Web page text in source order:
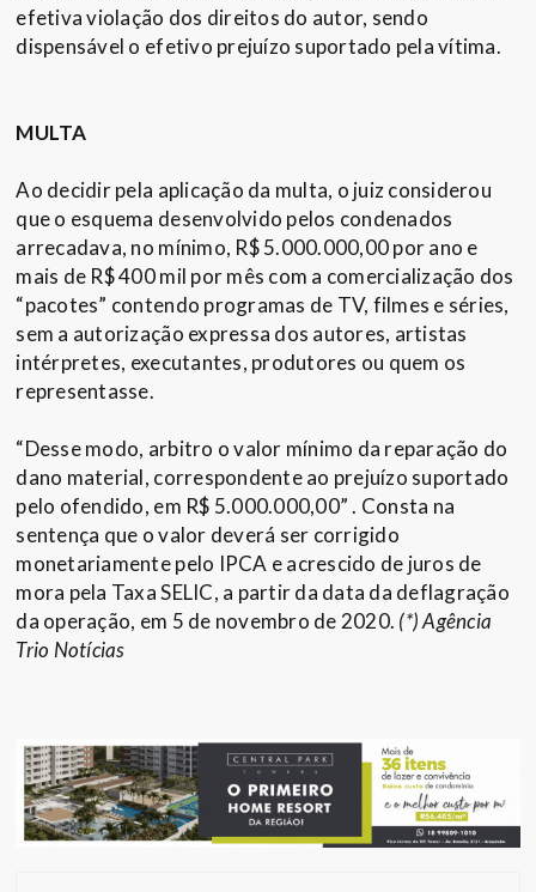
efetiva violação dos direitos do autor, sendo
dispensável o efetivo prejuízo suportado pela vítima.
MULTA
Ao decidir pela aplicação da multa, o juiz considerou
que o esquema desenvolvido pelos condenados
arrecadava, no mínimo, R$ 5.000.000,00 por ano e
mais de R$ 400 mil por mês com a comercialização dos
“pacotes” contendo programas de TV, filmes e séries,
sem a autorização expressa dos autores, artistas
intérpretes, executantes, produtores ou quem os
representasse.
“Desse modo, arbitro o valor mínimo da reparação do
dano material, correspondente ao prejuízo suportado
pelo ofendido, em R$ 5.000.000,00” . Consta na
sentença que o valor deverá ser corrigido
monetariamente pelo IPCA e acrescido de juros de
mora pela Taxa SELIC, a partir da data da deflagração
da operação, em 5 de novembro de 2020. (*) Agência
Trio Notícias